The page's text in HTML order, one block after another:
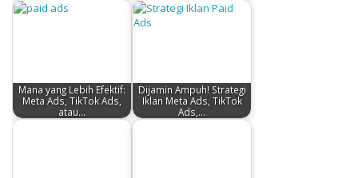
Mana yang Lebih Efektif:
Meta Ads, TikTok Ads,
atau…
Dijamin Ampuh! Strategi
Iklan Meta Ads, TikTok
Ads,…